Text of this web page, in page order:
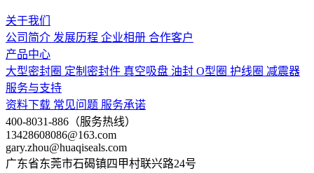
关于我们
公司简介 发展历程 企业相册 合作客户
产品中心
大型密封圈 定制密封件 真空吸盘 油封 O型圈 护线圈 减震器
服务与支持
资料下载 常见问题 服务承诺
400-8031-886（服务热线）
13428608086@163.com
gary.zhou@huaqiseals.com
广东省东莞市石碣镇四甲村联兴路24号